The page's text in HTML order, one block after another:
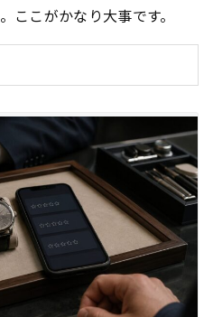
。ここがかなり大事です。